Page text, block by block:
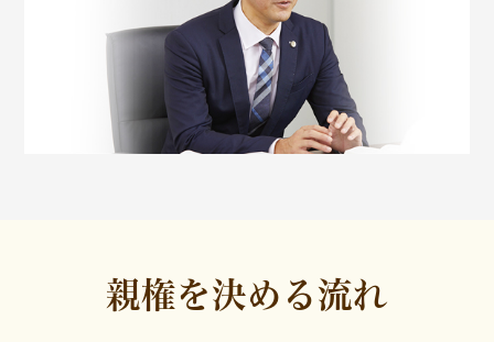
親権を決める流れ